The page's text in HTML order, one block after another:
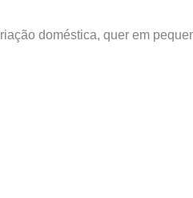
doméstica, quer em